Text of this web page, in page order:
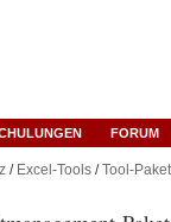
FORUM
/ Excel-Tools/Tool-